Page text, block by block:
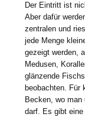
Der Eintritt ist
Aber dafür
zentralen und
jede Menge
gezeigt werden,
Medusen,
glänzende
beobachten. Für
Becken, wo
darf. Es gibt